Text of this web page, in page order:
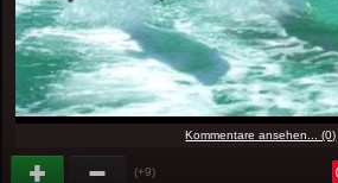
Kommentare ansehen... (0)
(+9)